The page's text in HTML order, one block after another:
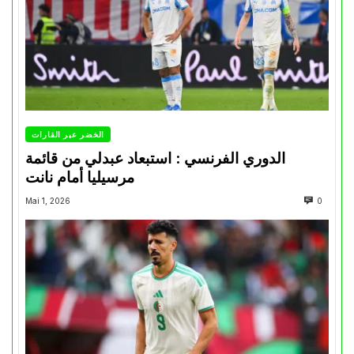
الخضر عبر القارات
الدوري الفرنسي : استبعاد عبدلي من قائمة
مرسيليا أمام نانت
Mai 1, 2026 0